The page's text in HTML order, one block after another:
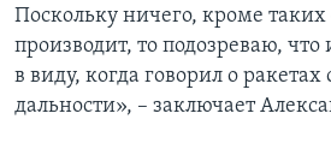
Поскольку ничего, кроме таких
производит, то подозреваю,
в виду, когда говорил о ракетах
дальности», – заключает